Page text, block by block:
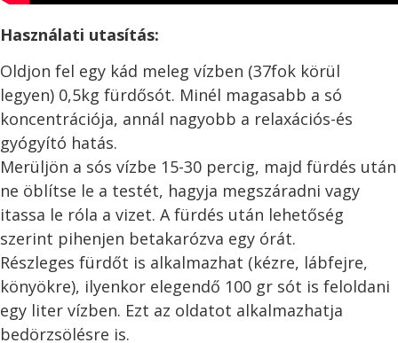
Használati utasítás:
Oldjon fel egy kád meleg vízben (37fok körül
legyen) 0,5kg fürdősót. Minél magasabb a só
koncentrációja, annál nagyobb a relaxációs-és
gyógyító hatás.
Merüljön a sós vízbe 15-30 percig, majd fürdés után
ne öblítse le a testét, hagyja megszáradni vagy
itassa le róla a vizet. A fürdés után lehetőség
szerint pihenjen betakarózva egy órát.
Részleges fürdőt is alkalmazhat (kézre, lábfejre,
könyökre), ilyenkor elegendő 100 gr sót is feloldani
egy liter vízben. Ezt az oldatot alkalmazhatja
bedörzsölésre is.